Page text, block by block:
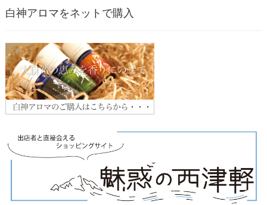
白神アロマをネットで購入